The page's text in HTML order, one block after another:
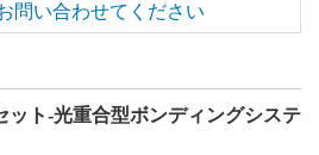
問い合わせてください
ット-光重合型ボンディングシステ